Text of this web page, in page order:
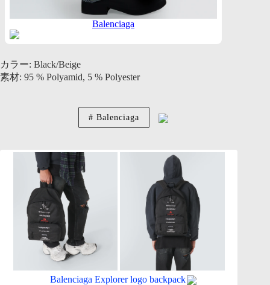
Balenciaga
カラー: Black/Beige
素材: 95 % Polyamid, 5 % Polyester
Balenciaga
Balenciaga Explorer logo backpack